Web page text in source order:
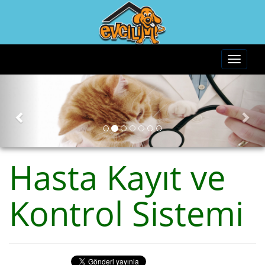
Hasta Kayıt ve
Kontrol Sistemi